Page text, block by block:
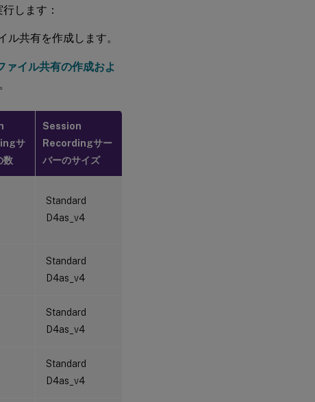
します：
共有を作成します。
ァイル共有の作成およ
サ
数
Session
Recordingサー
バーのサイズ
Standard
D4as_v4
Standard
D4as_v4
Standard
D4as_v4
Standard
D4as_v4